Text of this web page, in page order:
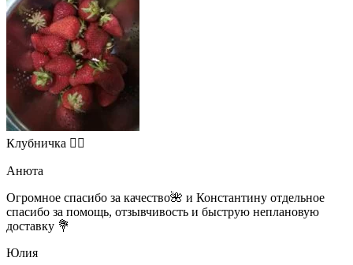
Клубничка 👍🏻
Анюта
Огромное спасибо за качество🌺 и Константину отдельное
спасибо за помощь, отзывчивость и быструю неплановую
доставку 💐
Юлия